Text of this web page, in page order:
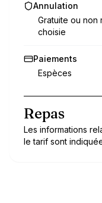
Annulation
Gratuite ou non
choisie
Paiements
Espèces
Repas
Les informations
le tarif sont